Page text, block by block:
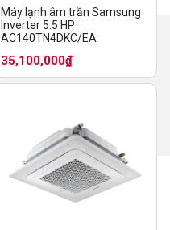
Máy lạnh âm trần Samsung
Inverter 5.5 HP
AC140TN4DKC/EA
35,100,000₫